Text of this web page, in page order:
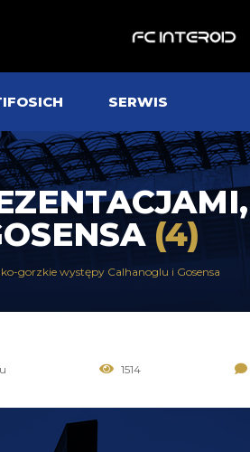
SERWIS
(4)
gorzkie występy Calhanoglu i Gosensa
1514